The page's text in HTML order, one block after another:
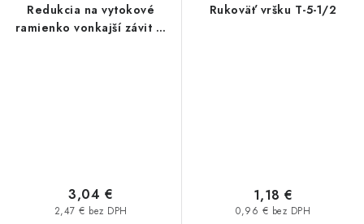
Redukcia na vytokové
ramienko vonkajší závit G
2,47 € bez DPH
3,04 €
Rukoväť vršku T-5-1/2
0,96 € bez DPH
1,18 €